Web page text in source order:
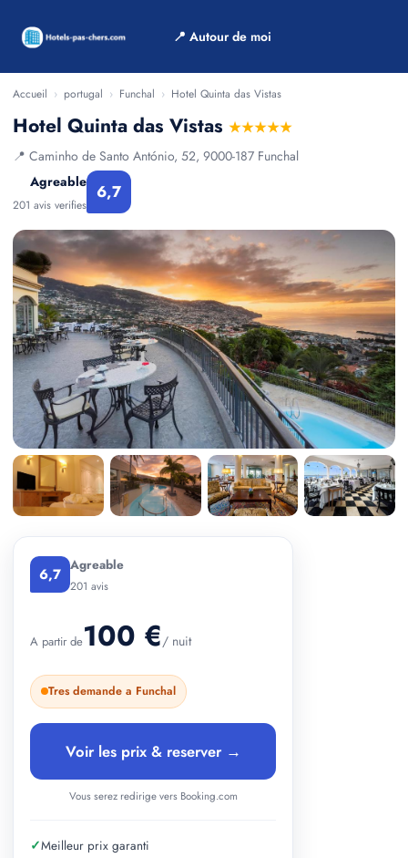
📍 Autour de moi
Accueil › portugal › Funchal › Hotel Quinta das Vistas
Hotel Quinta das Vistas ★★★★★
📍 Caminho de Santo António, 52, 9000-187 Funchal
Agreable
201 avis verifies
6,7
6,7 Agreable
201 avis
A partir de100 €/ nuit
Tres demande a Funchal
Voir les prix & reserver →
Vous serez redirige vers Booking.com
✓Meilleur prix garanti